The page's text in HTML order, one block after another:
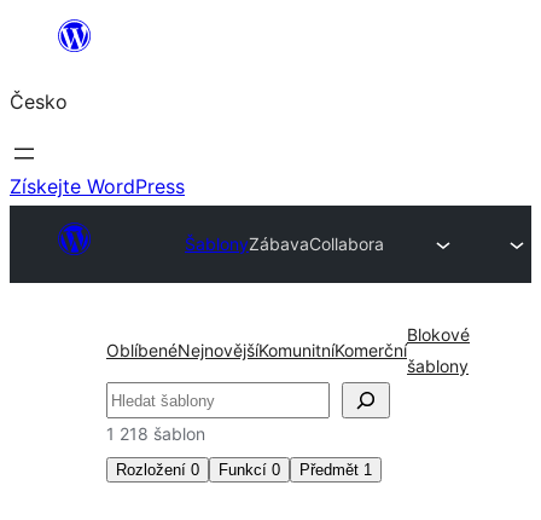
Přeskočit
obsah
Česko
Získejte WordPress
ŠablonyZábavaCollabora
OblíbenéNejnovějšíKomunitníKomerční
Blokové
šablony
Hledat
1 218 šablon
Rozložení 0 Funkcí 0 Předmět 1